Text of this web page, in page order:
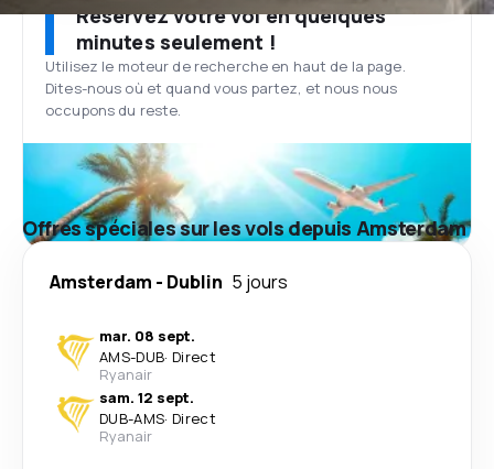
Réservez votre vol en quelques
minutes seulement !
Utilisez le moteur de recherche en haut de la page.
Dites-nous où et quand vous partez, et nous nous
occupons du reste.
Offres spéciales sur les vols depuis Amsterdam
Amsterdam - Dublin 5 jours
mar. 08 sept.
AMS-DUB· Direct
Ryanair
sam. 12 sept.
DUB-AMS· Direct
Ryanair